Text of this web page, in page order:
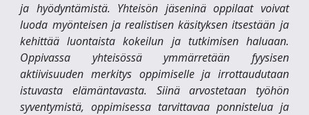
ja hyödyntämistä. Yhteisön jäseninä oppilaat voivat
luoda myönteisen ja realistisen käsityksen itsestään ja
kehittää luontaista kokeilun ja tutkimisen haluaan.
Oppivassa yhteisössä ymmärretään fyysisen
aktiivisuuden merkitys oppimiselle ja irrottaudutaan
istuvasta elämäntavasta. Siinä arvostetaan työhön
syventymistä, oppimisessa tarvittavaa ponnistelua ja